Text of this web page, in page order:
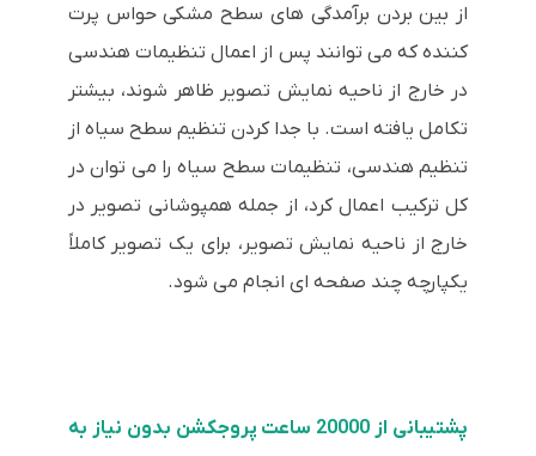
از بین بردن برآمدگی های سطح مشکی حواس پرت
کننده که می توانند پس از اعمال تنظیمات هندسی
در خارج از ناحیه نمایش تصویر ظاهر شوند، بیشتر
تکامل یافته است. با جدا کردن تنظیم سطح سیاه از
تنظیم هندسی، تنظیمات سطح سیاه را می توان در
کل ترکیب اعمال کرد، از جمله همپوشانی تصویر در
خارج از ناحیه نمایش تصویر، برای یک تصویر کاملاً
یکپارچه چند صفحه ای انجام می شود.
پشتیبانی از 20000 ساعت پروجکشن بدون نیاز به